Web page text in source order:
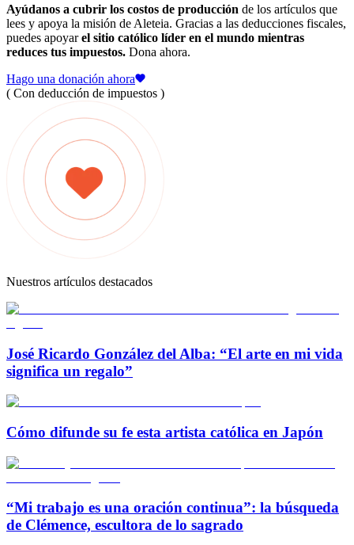
Ayúdanos a cubrir los costos de producción de los artículos que
lees y apoya la misión de Aleteia. Gracias a las deducciones fiscales,
puedes apoyarel sitio católico líder en el mundo mientras
reduces tus impuestos. Dona ahora.
Hago una donación ahora
( Con deducción de impuestos )
Nuestros artículos destacados
José Ricardo González del Alba: “El arte en mi vida
significa un regalo”
Cómo difunde su fe esta artista católica en Japón
“Mi trabajo es una oración continua”: la búsqueda
de Clémence, escultora de lo sagrado